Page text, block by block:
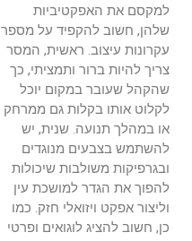
למקסם את האפקטיביות
שלהן, חשוב להקפיד על מספר
עקרונות עיצוב. ראשית, המסר
צריך להיות ברור ותמציתי, כך
שהקהל שעובר במקום יוכל
לקלוט אותו בקלות גם ממרחק
או במהלך תנועה. שנית, יש
להשתמש בצבעים מנוגדים
ובגרפיקות משולבות שיכולות
להפוך את הגדר למושכת עין
וליצור אפקט ויזואלי חזק. כמו
כן, חשוב להציג לוגואים ופרטי